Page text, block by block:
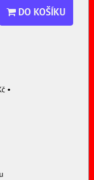
DO KOŠÍKU
•